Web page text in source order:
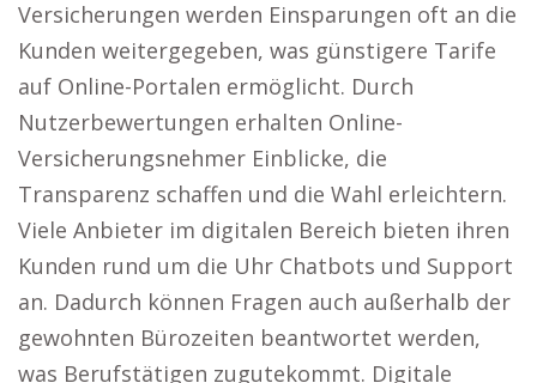
Versicherungen werden Einsparungen oft an die
Kunden weitergegeben, was günstigere Tarife
auf Online-Portalen ermöglicht. Durch
Nutzerbewertungen erhalten Online-
Versicherungsnehmer Einblicke, die
Transparenz schaffen und die Wahl erleichtern.
Viele Anbieter im digitalen Bereich bieten ihren
Kunden rund um die Uhr Chatbots und Support
an. Dadurch können Fragen auch außerhalb der
gewohnten Bürozeiten beantwortet werden,
was Berufstätigen zugutekommt. Digitale